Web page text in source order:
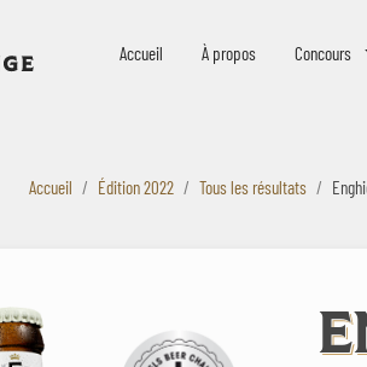
Accueil À propos Concours
Accueil Édition 2022 Tous les résultats